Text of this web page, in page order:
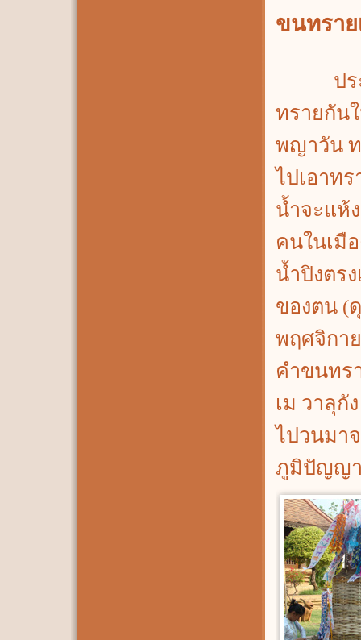
ขนทราย
ประเ
ทรายกัน
พญาวัน
ไปเอาท
น้ำจะแห้
คนในเมื
น้ำปิงตร
ของตน (
พฤศจิกา
คำขนทร
เม วาลุกั
ไปวนมา
ภูมิปัญญา